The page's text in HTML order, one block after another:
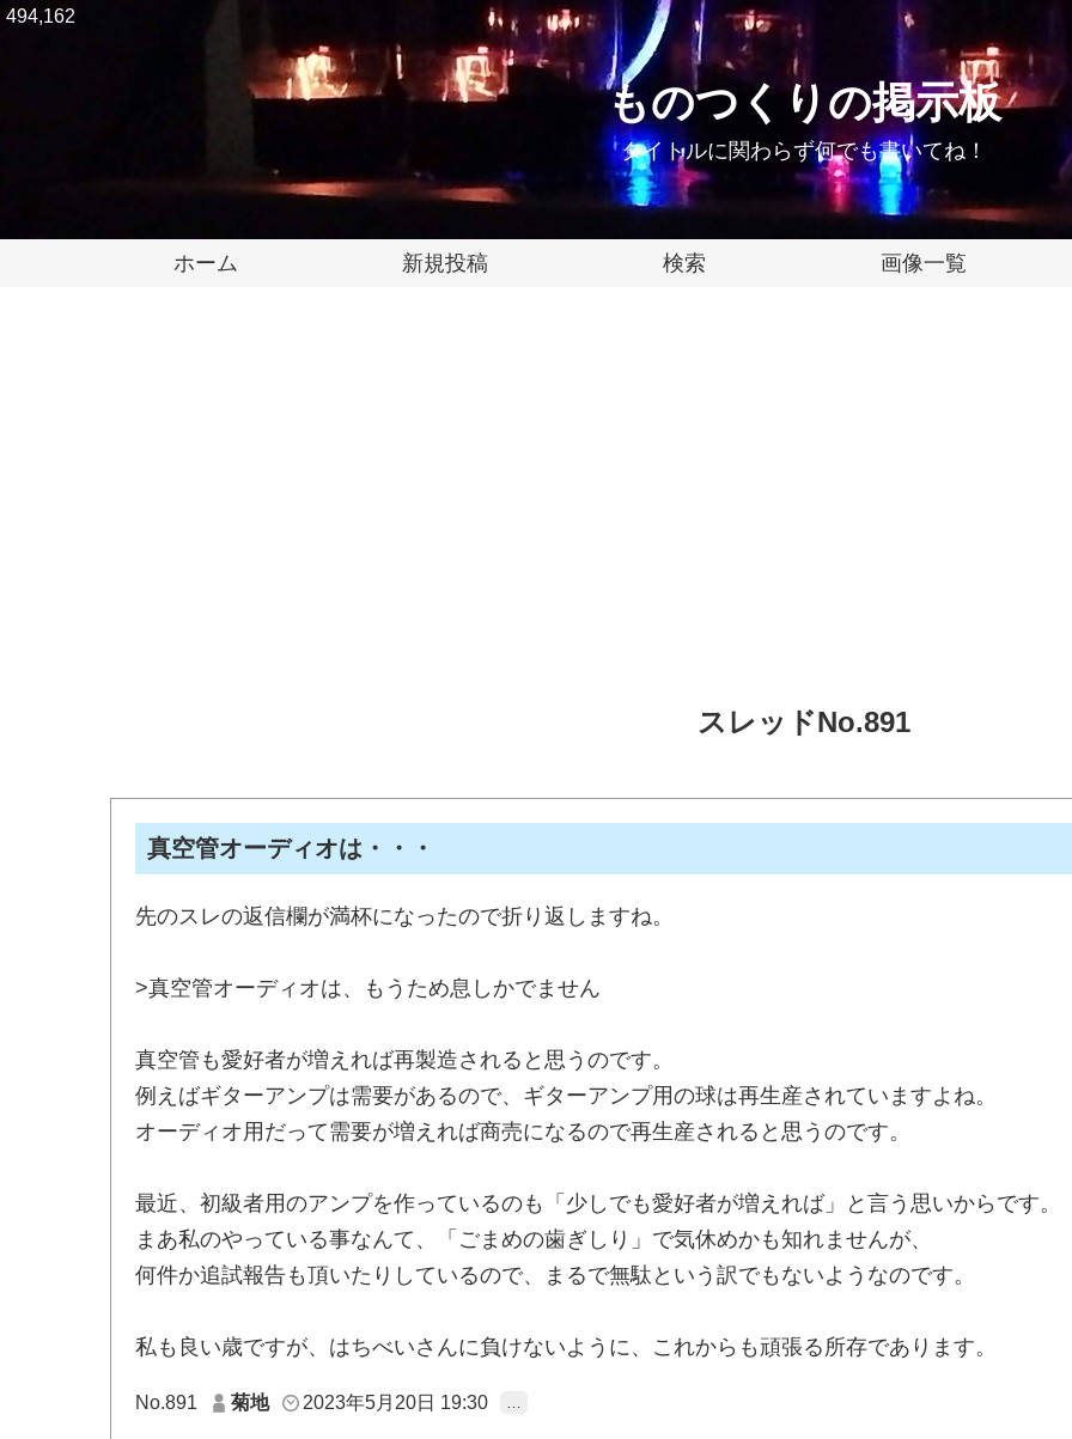
ものつくりの掲示板
タイトルに関わらず何でも書いてね！
ホーム 新規投稿 検索 画像一覧
494,162
スレッドNo.891
真空管オーディオは・・・
先のスレの返信欄が満杯になったので折り返しますね。
>真空管オーディオは、もうため息しかでません
真空管も愛好者が増えれば再製造されると思うのです。
例えばギターアンプは需要があるので、ギターアンプ用の球は再生産されていますよね。
オーディオ用だって需要が増えれば商売になるので再生産されると思うのです。
最近、初級者用のアンプを作っているのも「少しでも愛好者が増えれば」と言う思いからです。
まあ私のやっている事なんて、「ごまめの歯ぎしり」で気休めかも知れませんが、
何件か追試報告も頂いたりしているので、まるで無駄という訳でもないようなのです。
私も良い歳ですが、はちべいさんに負けないように、これからも頑張る所存であります。
No.891 菊地 2023年5月20日 19:30 …